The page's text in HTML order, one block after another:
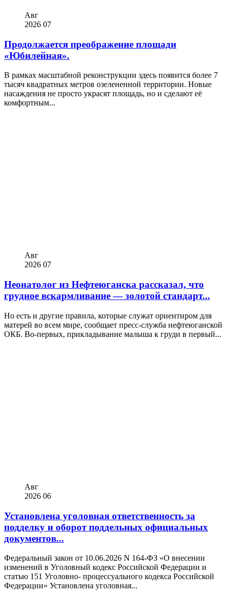
Авг
2026 07
Продолжается преображение площади
«Юбилейная».
В рамках масштабной реконструкции здесь появится более 7
тысяч квадратных метров озелененной территории. Новые
насаждения не просто украсят площадь, но и сделают её
комфортным...
Авг
2026 07
Неонатолог из Нефтеюганска рассказал, что
грудное вскармливание — золотой стандарт...
Но есть и другие правила, которые служат ориентиром для
матерей во всем мире, сообщает пресс-служба нефтеюганской
ОКБ. Во-первых, прикладывание малыша к груди в первый...
Авг
2026 06
Установлена уголовная ответственность за
подделку и оборот поддельных официальных
документов...
Федеральный закон от 10.06.2026 N 164-ФЗ «О внесении
изменений в Уголовный кодекс Российской Федерации и
статью 151 Уголовно- процессуального кодекса Российской
Федерации» Установлена уголовная...